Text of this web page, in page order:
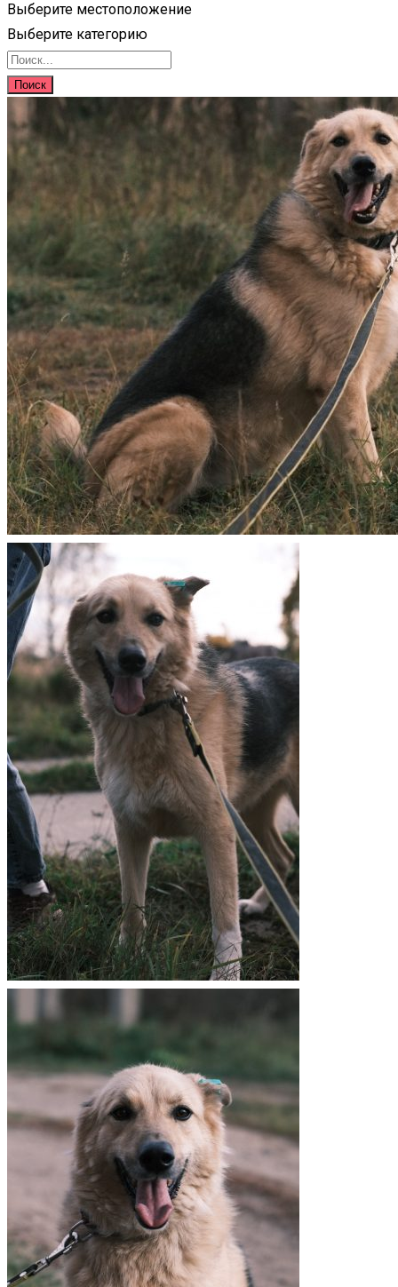
Выберите местоположение
Выберите категорию
Поиск